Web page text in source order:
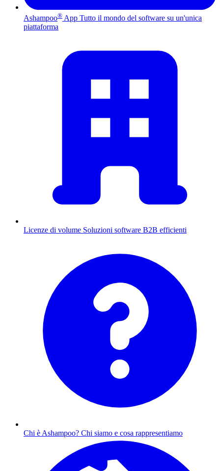
Ashampoo® App Tutto il mondo del software su un'unica
piattaforma
Licenze di volume Soluzioni software B2B efficienti
Chi è Ashampoo? Chi siamo e cosa rappresentiamo